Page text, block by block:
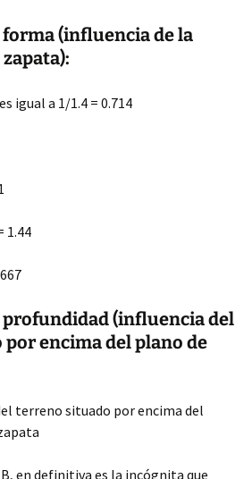
(influencia de la
igual a 1/1.4 = 0.714
1.44
profundidad (influencia del
encima del plano de
terreno situado por encima del
en definitiva es la incógnita que